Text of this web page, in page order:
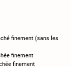
finement (sans les
finement
finement